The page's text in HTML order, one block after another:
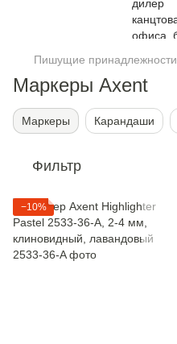
Пишущие принадлежности
Маркеры Axent
Маркеры Карандаши
Фильтр
−10%